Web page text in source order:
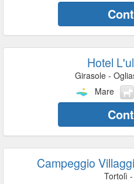
Hotel
Girasole -
Mare
Campeggio
Tortolì